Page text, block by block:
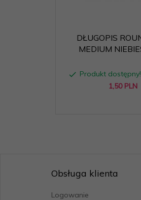
DŁUGOPIS
MEDIUM
Produkt dostępny!
1,50 PLN
Obsługa klienta
Logowanie